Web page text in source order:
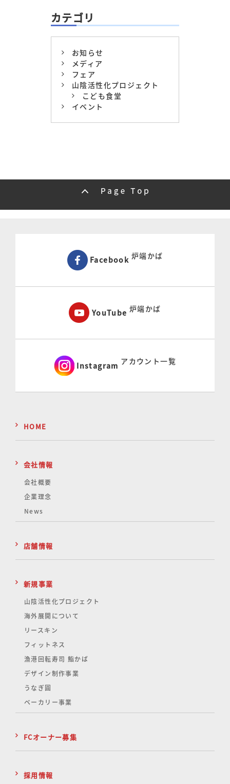
カテゴリ
お知らせ
メディア
フェア
山陰活性化プロジェクト
こども食堂
イベント
Facebook 炉端かば
YouTube 炉端かば
Instagram アカウント一覧
HOME
会社情報
会社概要
企業理念
News
店舗情報
新規事業
山陰活性化プロジェクト
海外展開について
リースキン
フィットネス
漁港回転寿司 鮨かば
デザイン制作事業
うなぎ圓
ベーカリー事業
FCオーナー募集
採用情報